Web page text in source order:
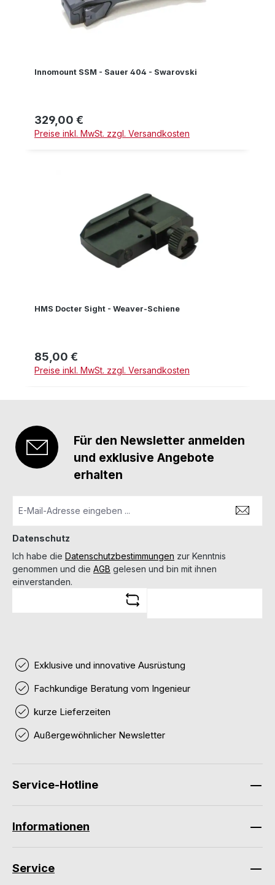
Innomount SSM - Sauer 404 - Swarovski
Regulärer Preis:
329,00 €
Preise inkl. MwSt. zzgl. Versandkosten
HMS Docter Sight - Weaver-Schiene
Regulärer Preis:
85,00 €
Preise inkl. MwSt. zzgl. Versandkosten
Für den Newsletter anmelden
und exklusive Angebote
erhalten
Datenschutz
Ich habe die Datenschutzbestimmungen zur Kenntnis
genommen und die AGB gelesen und bin mit ihnen
einverstanden.
Exklusive und innovative Ausrüstung
Fachkundige Beratung vom Ingenieur
kurze Lieferzeiten
Außergewöhnlicher Newsletter
Service-Hotline
Informationen
Service